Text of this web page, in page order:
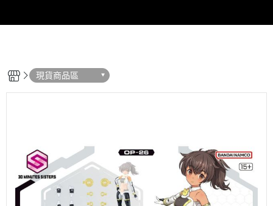
現貨商品區